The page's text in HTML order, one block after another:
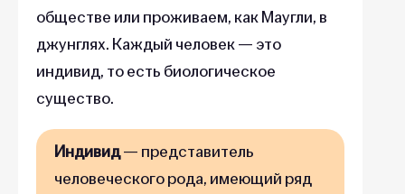
обществе или проживаем, как Маугли, в
джунглях. Каждый человек — это
индивид, то есть биологическое
существо.
Индивид— представитель
человеческого рода, имеющий ряд